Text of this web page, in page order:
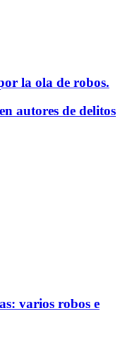
la ola de robos.
autores de delitos
varios robos e